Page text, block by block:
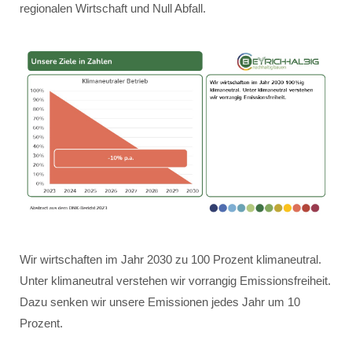
regionalen Wirtschaft und Null Abfall.
Wir wirtschaften im Jahr 2030 zu 100 Prozent klimaneutral.
Unter klimaneutral verstehen wir vorrangig Emissionsfreiheit.
Dazu senken wir unsere Emissionen jedes Jahr um 10
Prozent.